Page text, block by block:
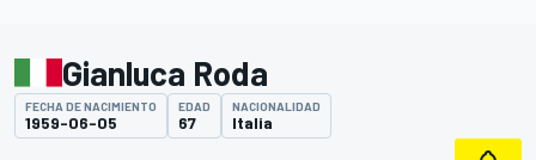
Gianluca Roda
FECHA DE NACIMIENTO
1959-06-05
EDAD
67
NACIONALIDAD
Italia